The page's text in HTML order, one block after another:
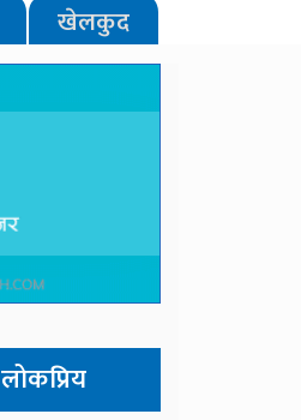
खेलकुद
लोकप्रिय